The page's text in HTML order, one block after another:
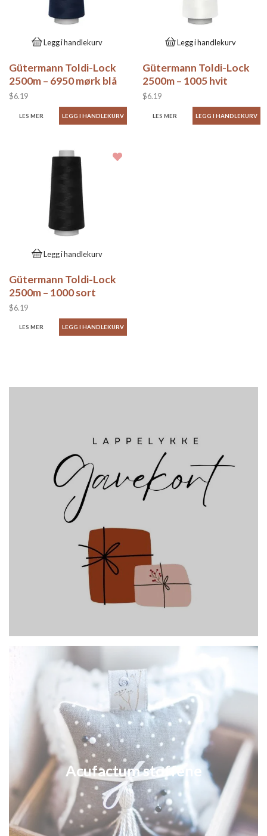
Acufactum stoffene
Legg i handlekurv
Gütermann Toldi-Lock
2500m – 6950 mørk blå
$6.19
LES MER
Legg i handlekurv
Gütermann Toldi-Lock
2500m – 1005 hvit
$6.19
LES MER
Legg i handlekurv
Gütermann Toldi-Lock
2500m – 1000 sort
$6.19
LES MER